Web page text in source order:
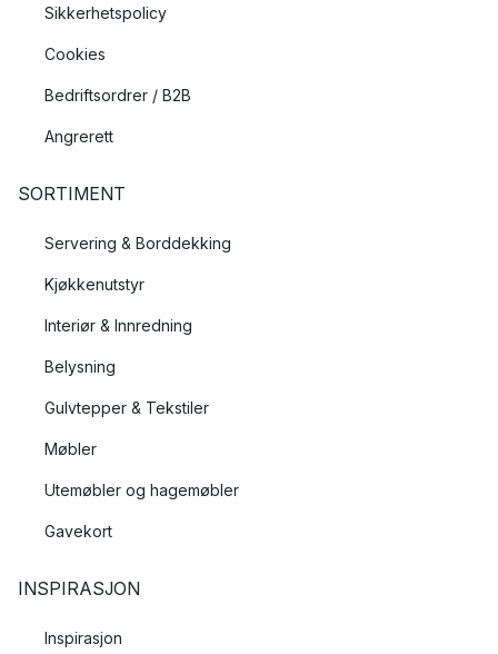
Sikkerhetspolicy
Cookies
Bedriftsordrer / B2B
Angrerett
SORTIMENT
Servering & Borddekking
Kjøkkenutstyr
Interiør & Innredning
Belysning
Gulvtepper & Tekstiler
Møbler
Utemøbler og hagemøbler
Gavekort
INSPIRASJON
Inspirasjon